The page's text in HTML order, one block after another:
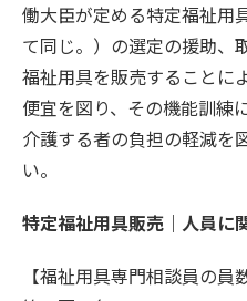
働大臣が定める特定福祉用
て同じ。）の選定の援助、
福祉用具を販売することに
便宜を図り、その機能訓練
介護する者の負担の軽減を
い。
特定福祉用具販売｜人員に
【福祉用具専門相談員の員